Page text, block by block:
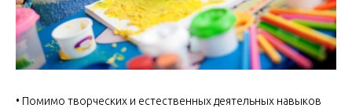
• Помимо творческих и естественных деятельных навыков